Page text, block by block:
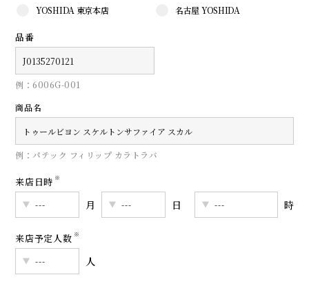
YOSHIDA 東京本店 名古屋 YOSHIDA
品番
例：6006G-001
商品名
例：パテック フィリップ カラトラバ
来店日時 ※
月 日 時
来店予定人数 ※
人